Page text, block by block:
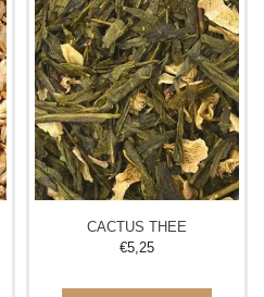
CACTUS THEE
€5,25